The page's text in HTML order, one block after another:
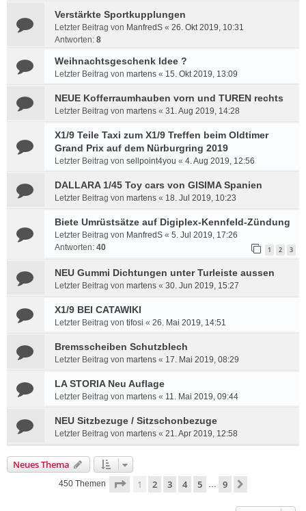
Verstärkte Sportkupplungen
Letzter Beitrag von ManfredS « 26. Okt 2019, 10:31
Antworten: 8
Weihnachtsgeschenk Idee ?
Letzter Beitrag von martens « 15. Okt 2019, 13:09
NEUE Kofferraumhauben vorn und TUREN rechts
Letzter Beitrag von martens « 31. Aug 2019, 14:28
X1/9 Teile Taxi zum X1/9 Treffen beim Oldtimer
Grand Prix auf dem Nürburgring 2019
Letzter Beitrag von sellpoint4you « 4. Aug 2019, 12:56
DALLARA 1/45 Toy cars von GISIMA Spanien
Letzter Beitrag von martens « 18. Jul 2019, 10:23
Biete Umrüstsätze auf Digiplex-Kennfeld-Zündung
Letzter Beitrag von ManfredS « 5. Jul 2019, 17:26
Antworten: 40 1 2 3
NEU Gummi Dichtungen unter Turleiste aussen
Letzter Beitrag von martens « 30. Jun 2019, 15:27
X1/9 BEI CATAWIKI
Letzter Beitrag von tifosi « 26. Mai 2019, 14:51
Bremsscheiben Schutzblech
Letzter Beitrag von martens « 17. Mai 2019, 08:29
LA STORIA Neu Auflage
Letzter Beitrag von martens « 11. Mai 2019, 09:44
NEU Sitzbezuge / Sitzschonbezuge
Letzter Beitrag von martens « 21. Apr 2019, 12:58
Neues Thema
450 Themen Seite 1von
1 2 3 4 5 … 9